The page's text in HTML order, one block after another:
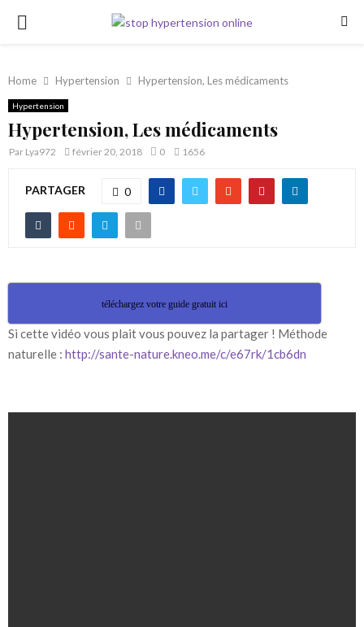
PRIMARY
Home Hypertension Hypertension, Les médicaments
Hypertension
Hypertension, Les médicaments
Par Lya972 février 20, 2018 0 1656
PARTAGER 0
téléchargez votre guide gratuit ici
Si cette vidéo vous plait vous pouvez la partager ! Méthode
naturelle : http://sante-nature.kneo.me/c/e67rk/1cb6dn